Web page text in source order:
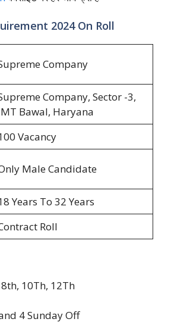
2024 On Roll
Company
Company, Sector -3,
Bawal, Haryana
Vacancy
Male Candidate
Years To 32 Years
Roll
8th, 10Th, 12Th
4 Sunday Off